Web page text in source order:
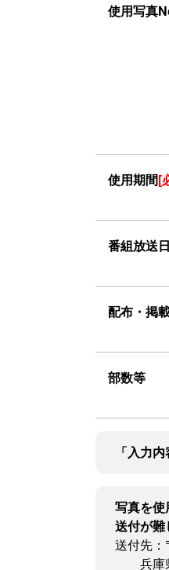
使用写真
使用期間[
番組放送
配布・掲
部数等
「入力
写真を使
送付が難
送付先
兵庫県